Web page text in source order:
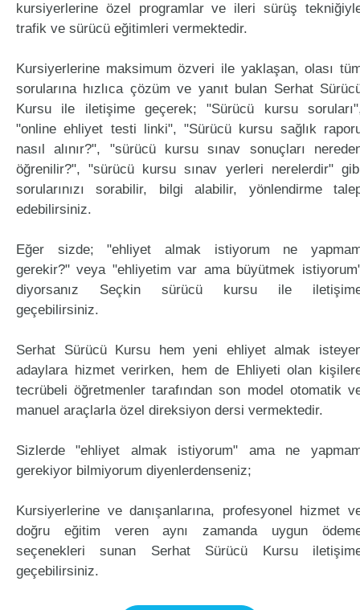
kursiyerlerine özel programlar ve ileri sürüş
trafik ve sürücü eğitimleri vermektedir.
Kursiyerlerine maksimum özveri ile yaklaşan, olası
sorularına hızlıca çözüm ve yanıt bulan Serhat
Kursu ile iletişime geçerek; "Sürücü kursu
"online ehliyet testi linki", "Sürücü kursu sağlık
nasıl alınır?", "sürücü kursu sınav sonuçları
öğrenilir?", "sürücü kursu sınav yerleri nerelerdir"
sorularınızı sorabilir, bilgi alabilir, yönlendirme
edebilirsiniz.
Eğer sizde; "ehliyet almak istiyorum ne
gerekir?" veya "ehliyetim var ama büyütmek
diyorsanız Seçkin sürücü kursu ile
geçebilirsiniz.
Serhat Sürücü Kursu hem yeni ehliyet almak
adaylara hizmet verirken, hem de Ehliyeti olan
tecrübeli öğretmenler tarafından son model otomatik
manuel araçlarla özel direksiyon dersi vermektedir.
Sizlerde "ehliyet almak istiyorum" ama ne
gerekiyor bilmiyorum diyenlerdenseniz;
Kursiyerlerine ve danışanlarına, profesyonel hizmet
doğru eğitim veren aynı zamanda uygun
seçenekleri sunan Serhat Sürücü Kursu
geçebilirsiniz.